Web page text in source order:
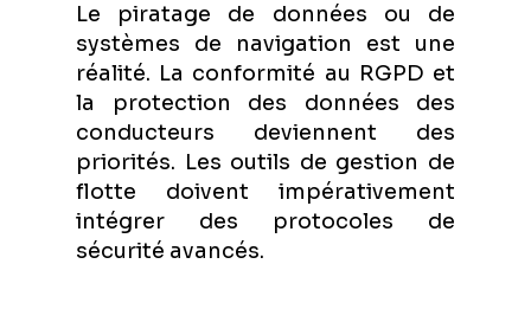
Le piratage de données ou de
systèmes de navigation est une
réalité. La conformité au RGPD et
la protection des données des
conducteurs deviennent des
priorités. Les outils de gestion de
flotte doivent impérativement
intégrer des protocoles de
sécurité avancés.